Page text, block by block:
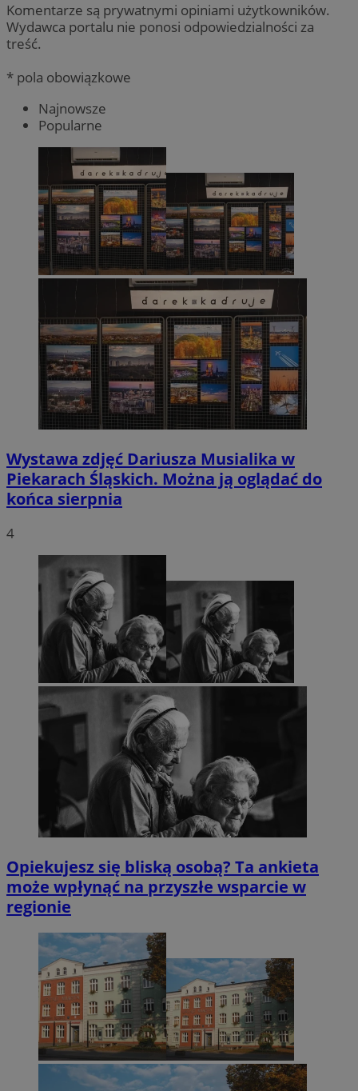
Komentarze są prywatnymi opiniami użytkowników.
Wydawca portalu nie ponosi odpowiedzialności za
treść.
* pola obowiązkowe
Najnowsze
Popularne
Wystawa zdjęć Dariusza Musialika w
Piekarach Śląskich. Można ją oglądać do
końca sierpnia
4
Opiekujesz się bliską osobą? Ta ankieta
może wpłynąć na przyszłe wsparcie w
regionie